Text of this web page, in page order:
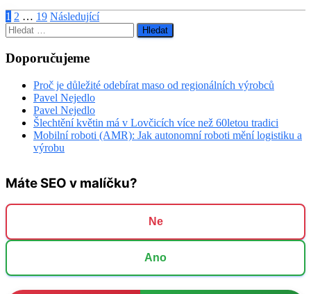
Stránkování
příspěvků
1 2 … 19 Následující
Vyhledávání
Doporučujeme
Proč je důležité odebírat maso od regionálních výrobců
Pavel Nejedlo
Pavel Nejedlo
Šlechtění květin má v Lovčicích více než 60letou tradici
Mobilní roboti (AMR): Jak autonomní roboti mění logistiku a
výrobu
Máte SEO v malíčku?
Ne
Ano